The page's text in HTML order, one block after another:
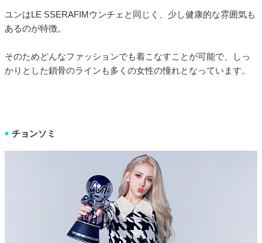
ユンはLE SSERAFIMウンチェと同じく、少し健康的な雰囲気も
あるのが特徴。
そのためどんなファッションでも着こなすことが可能で、しっ
かりとした鎖骨のラインも多くの女性の憧れとなっています。
■ チョンソミ